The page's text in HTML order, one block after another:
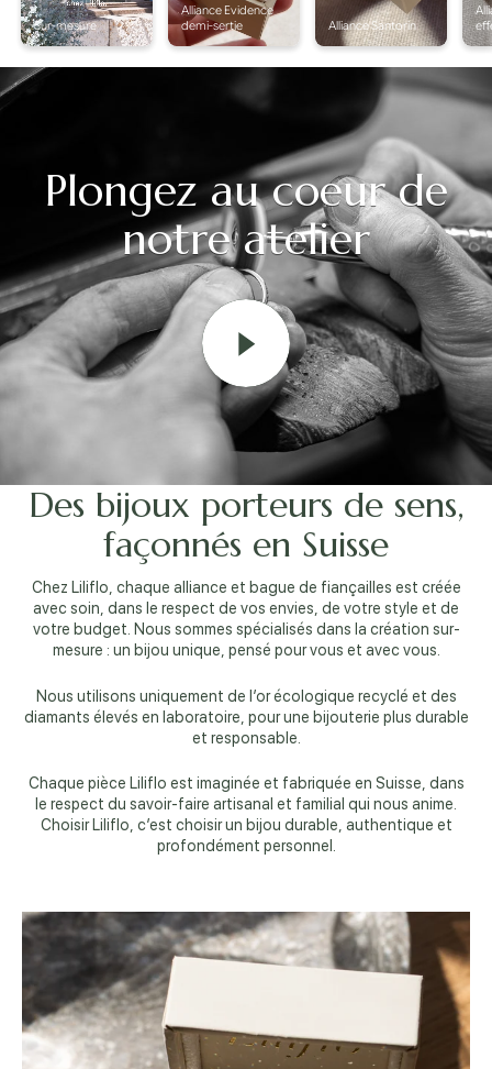
Plongez au coeur de
notre atelier
Des bijoux porteurs de sens,
façonnés en Suisse
Chez Liliflo, chaque alliance et bague de fiançailles est créée
avec soin, dans le respect de vos envies, de votre style et de
votre budget. Nous sommes spécialisés dans la création sur-
mesure : un bijou unique, pensé pour vous et avec vous.
Nous utilisons uniquement de l’or écologique recyclé et des
diamants élevés en laboratoire, pour une bijouterie plus durable
et responsable.
Chaque pièce Liliflo est imaginée et fabriquée en Suisse, dans
le respect du savoir-faire artisanal et familial qui nous anime.
Choisir Liliflo, c’est choisir un bijou durable, authentique et
profondément personnel.